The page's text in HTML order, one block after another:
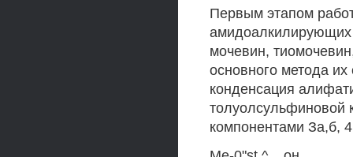
Первым этапом
амидоалкилирующих
мочевин,
основного метода
конденсация
толуолсульфиновой
компонентами За,б,